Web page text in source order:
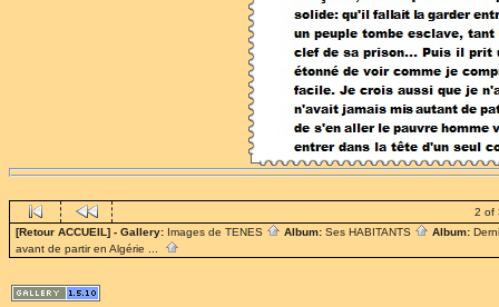
2 of
[Retour ACCUEIL] - Gallery: Images de TENES Album: Ses HABITANTS Album:
avant de partir en Algérie ...